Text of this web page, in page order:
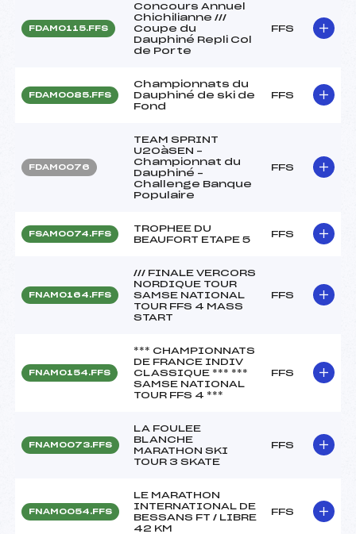
FDAM0115.FFS
Concours Annuel
Chichilianne ///
Coupe du
Dauphiné Repli Col
de Porte
FFS
FDAM0085.FFS
Championnats du
Dauphiné de ski de
Fond
FFS
FDAM0076
TEAM SPRINT
U20àSEN –
Championnat du
Dauphiné –
Challenge Banque
Populaire
FFS
FSAM0074.FFS
TROPHEE DU
BEAUFORT ETAPE 5
FFS
FNAM0164.FFS
/// FINALE VERCORS
NORDIQUE TOUR
SAMSE NATIONAL
TOUR FFS 4 MASS
START
FFS
FNAM0154.FFS
*** CHAMPIONNATS
DE FRANCE INDIV
CLASSIQUE *** ***
SAMSE NATIONAL
TOUR FFS 4 ***
FFS
FNAM0073.FFS
LA FOULEE
BLANCHE
MARATHON SKI
TOUR 3 SKATE
FFS
FNAM0054.FFS
LE MARATHON
INTERNATIONAL DE
BESSANS FT / LIBRE
42 KM
FFS